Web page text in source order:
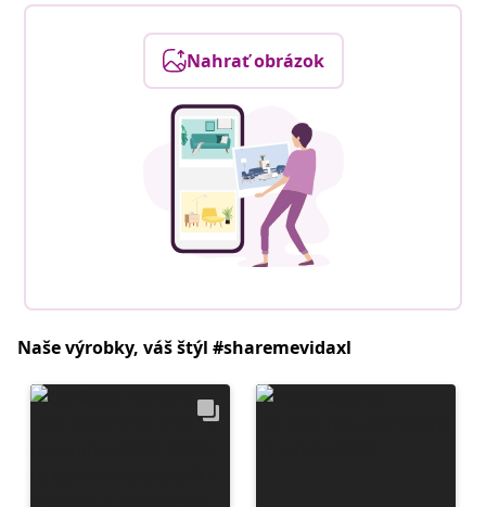
Nahrať obrázok
Naše výrobky, váš štýl #sharemevidaxl